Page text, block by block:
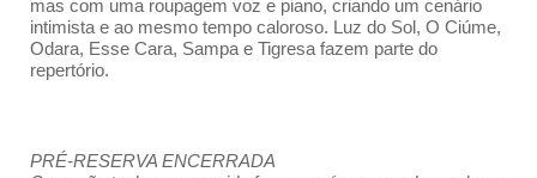
mas com uma roupagem voz e piano, criando um cenário
intimista e ao mesmo tempo caloroso. Luz do Sol, O Ciúme,
Odara, Esse Cara, Sampa e Tigresa fazem parte do
repertório.
PRÉ-RESERVA ENCERRADA